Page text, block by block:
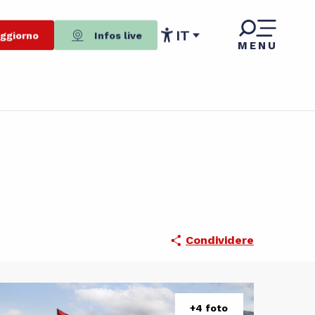
Infos live
Accessibilité
IT
MENU
Condividere
+4 foto